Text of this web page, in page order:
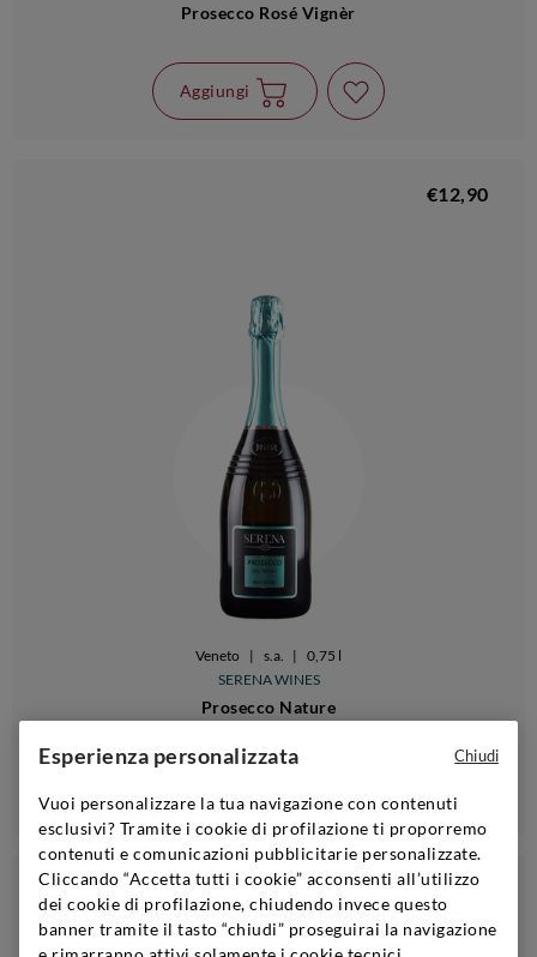
Prosecco Rosé Vignèr
Aggiungi
€12,90
Veneto | s.a. | 0,75 l
SERENA WINES
Prosecco Nature
2x24,90€ | 6x49,90€ €19,90
Esperienza personalizzata
Vuoi personalizzare la tua navigazione con contenuti
esclusivi? Tramite i cookie di profilazione ti proporremo
contenuti e comunicazioni pubblicitarie personalizzate.
Cliccando “Accetta tutti i cookie” acconsenti all’utilizzo
dei cookie di profilazione, chiudendo invece questo
banner tramite il tasto “chiudi” proseguirai la navigazione
Chiudi